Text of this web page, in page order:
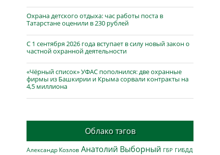
Охрана детского отдыха: час работы поста в
Татарстане оценили в 230 рублей
С 1 сентября 2026 года вступает в силу новый закон о
частной охранной деятельности
«Чёрный список» УФАС пополнился: две охранные
фирмы из Башкирии и Крыма сорвали контракты на
4,5 миллиона
Облако тэгов
Александр Козлов Анатолий Выборный ГБР ГИБДД